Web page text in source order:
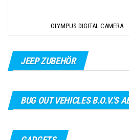
OLYMPUS DIGITAL CAMERA
JEEP ZUBEHÖR
BUG OUT VEHICLES B.O.V.’S